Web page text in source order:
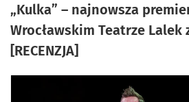
„Kulka” – najnowsza
Wrocławskim Teatrze Lalek
[RECENZJA]